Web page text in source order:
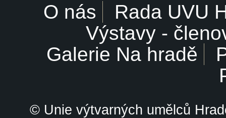
O nás
Rada UVU
Výstavy -
Galerie Na hradě
© Unie výtvarných umělců